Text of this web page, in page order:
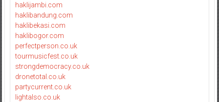
haklijambi.com
haklibandung.com
haklibekasi.com
haklibogor.com
perfectperson.co.uk
tourmusicfest.co.uk
strongdemocracy.co.uk
dronetotal.co.uk
partycurrent.co.uk
lightalso.co.uk